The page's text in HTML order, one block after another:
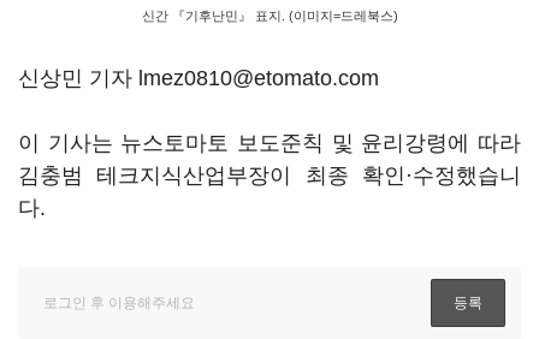
신간 『기후난민』 표지. (이미지=드레북스)
신상민 기자 lmez0810@etomato.com
이 기사는 뉴스토마토 보도준칙 및 윤리강령에 따라
김충범 테크지식산업부장이 최종 확인·수정했습니
다.